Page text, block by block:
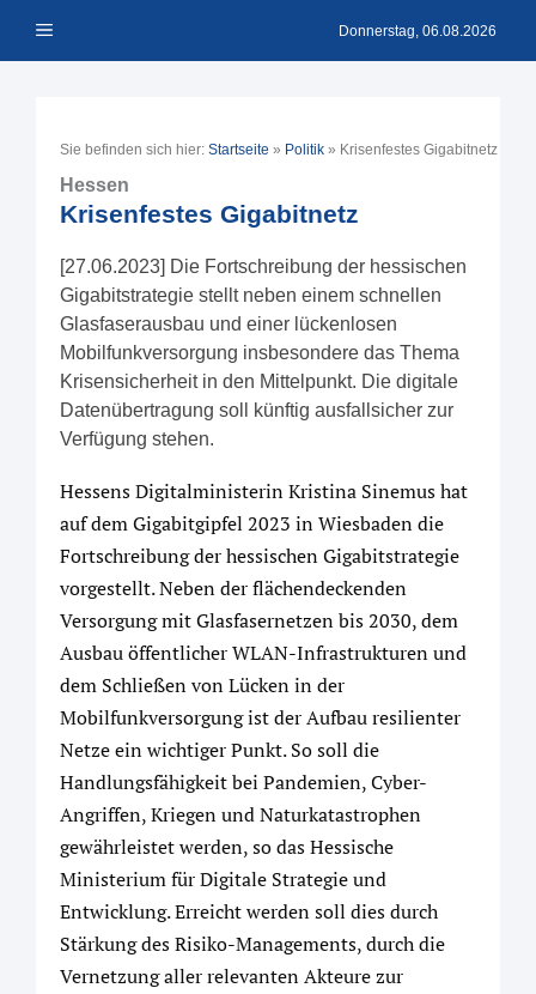
Inhalt Menü Donnerstag, 06.08.2026
Sie befinden sich hier: Startseite » Politik » Krisenfestes Gigabitnetz
Hessen
Krisenfestes Gigabitnetz
[27.06.2023] Die Fortschreibung der hessischen
Gigabitstrategie stellt neben einem schnellen
Glasfaserausbau und einer lückenlosen
Mobilfunkversorgung insbesondere das Thema
Krisensicherheit in den Mittelpunkt. Die digitale
Datenübertragung soll künftig ausfallsicher zur
Verfügung stehen.
Hessens Digitalministerin Kristina Sinemus hat
auf dem Gigabitgipfel 2023 in Wiesbaden die
Fortschreibung der hessischen Gigabitstrategie
vorgestellt. Neben der flächendeckenden
Versorgung mit Glasfasernetzen bis 2030, dem
Ausbau öffentlicher WLAN-Infrastrukturen und
dem Schließen von Lücken in der
Mobilfunkversorgung ist der Aufbau resilienter
Netze ein wichtiger Punkt. So soll die
Handlungsfähigkeit bei Pandemien, Cyber-
Angriffen, Kriegen und Naturkatastrophen
gewährleistet werden, so das Hessische
Ministerium für Digitale Strategie und
Entwicklung. Erreicht werden soll dies durch
Stärkung des Risiko-Managements, durch die
Vernetzung aller relevanten Akteure zur